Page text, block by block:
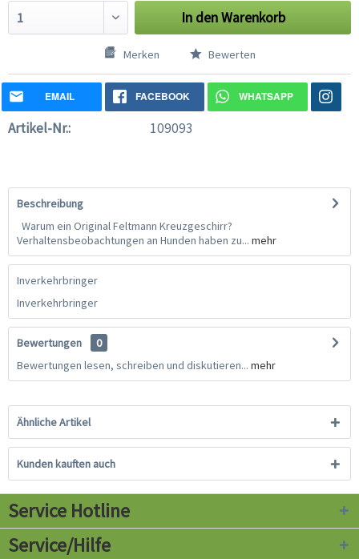
In denWarenkorb
Merken Bewerten
EMAIL FACEBOOK WHATSAPP
Artikel-Nr.: 109093
Beschreibung
Warum ein Original Feltmann Kreuzgeschirr?
Verhaltensbeobachtungen an Hunden haben zu... mehr
Inverkehrbringer
Inverkehrbringer
Bewertungen
0
Bewertungen lesen, schreiben und diskutieren... mehr
Ähnliche Artikel
Kunden kauften auch
Service Hotline
Service/Hilfe